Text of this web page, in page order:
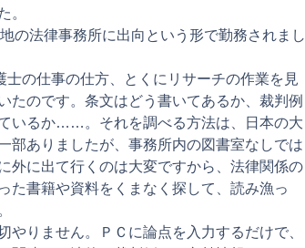
。
の法律事務所に出向という形で勤務されまし
の仕事の仕方、とくにリサーチの作業を見
たのです。条文はどう書いてあるか、裁判例
いるか……。それを調べる方法は、日本の大
部ありましたが、事務所内の図書室なしでは
外に出て行くのは大変ですから、法律関係の
た書籍や資料をくまなく探して、読み漁っ
りません。ＰＣに論点を入力するだけで、